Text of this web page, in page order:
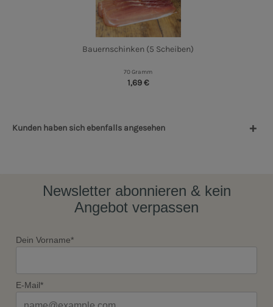
Bauernschinken (5 Scheiben)
70 Gramm
1,69 €
Kunden haben sich ebenfalls angesehen
Newsletter abonnieren & kein
Angebot verpassen
Dein Vorname*
E-Mail*